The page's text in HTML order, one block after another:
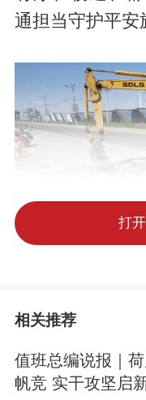
通担当守护平安
点县乡道路、
动“节前养护攻
辙、裂缝等病
打
相关推荐
值班总编说报｜
帆竞 实干攻坚启